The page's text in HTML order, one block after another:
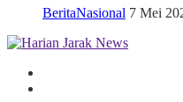
BeritaNasional 7 Mei